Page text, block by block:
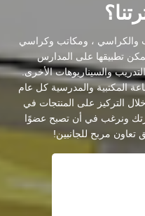
والكراسي ، ومكاتب وكراسي
تطبيقها على المدارس
والسيناريوهات الأخرى.
المكتبية والمدرسية كل عام
التركيز على المنتجات في
ونرغب في أن تصبح عضوًا
تعاون مربح للجانبين!